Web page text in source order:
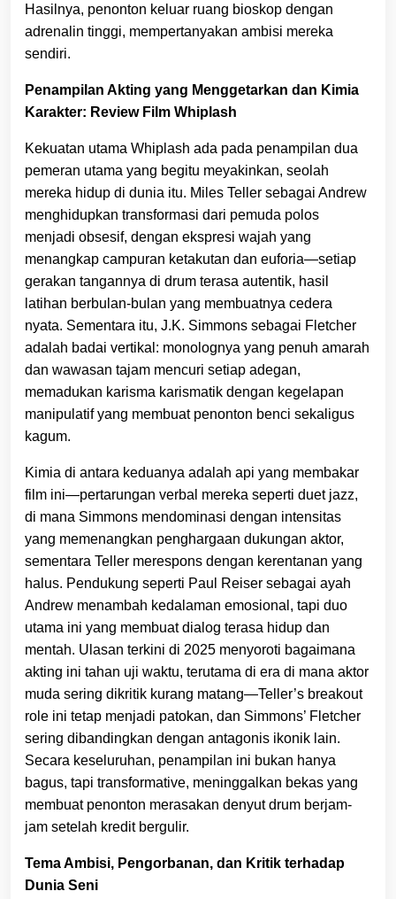
Hasilnya, penonton keluar ruang bioskop dengan
adrenalin tinggi, mempertanyakan ambisi mereka
sendiri.
Penampilan Akting yang Menggetarkan dan Kimia
Karakter: Review Film Whiplash
Kekuatan utama Whiplash ada pada penampilan dua
pemeran utama yang begitu meyakinkan, seolah
mereka hidup di dunia itu. Miles Teller sebagai Andrew
menghidupkan transformasi dari pemuda polos
menjadi obsesif, dengan ekspresi wajah yang
menangkap campuran ketakutan dan euforia—setiap
gerakan tangannya di drum terasa autentik, hasil
latihan berbulan-bulan yang membuatnya cedera
nyata. Sementara itu, J.K. Simmons sebagai Fletcher
adalah badai vertikal: monolognya yang penuh amarah
dan wawasan tajam mencuri setiap adegan,
memadukan karisma karismatik dengan kegelapan
manipulatif yang membuat penonton benci sekaligus
kagum.
Kimia di antara keduanya adalah api yang membakar
film ini—pertarungan verbal mereka seperti duet jazz,
di mana Simmons mendominasi dengan intensitas
yang memenangkan penghargaan dukungan aktor,
sementara Teller merespons dengan kerentanan yang
halus. Pendukung seperti Paul Reiser sebagai ayah
Andrew menambah kedalaman emosional, tapi duo
utama ini yang membuat dialog terasa hidup dan
mentah. Ulasan terkini di 2025 menyoroti bagaimana
akting ini tahan uji waktu, terutama di era di mana aktor
muda sering dikritik kurang matang—Teller’s breakout
role ini tetap menjadi patokan, dan Simmons’ Fletcher
sering dibandingkan dengan antagonis ikonik lain.
Secara keseluruhan, penampilan ini bukan hanya
bagus, tapi transformative, meninggalkan bekas yang
membuat penonton merasakan denyut drum berjam-
jam setelah kredit bergulir.
Tema Ambisi, Pengorbanan, dan Kritik terhadap
Dunia Seni